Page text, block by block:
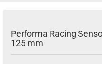
Performa Racing
125 mm